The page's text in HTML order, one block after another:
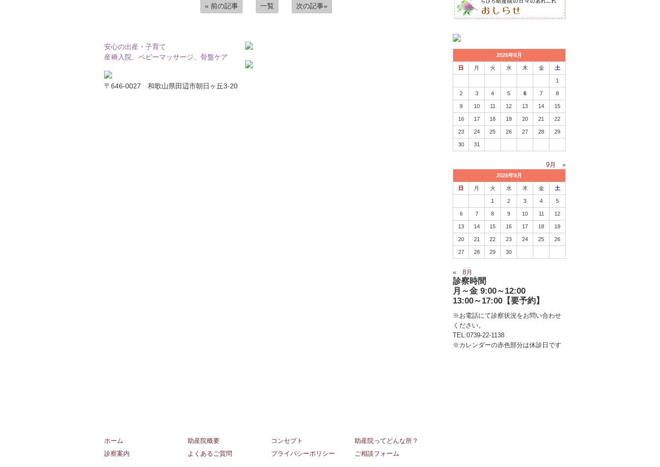
« 前の記事 一覧 次の記事»
安心の出産・子育て
産褥入院、ベビーマッサージ、骨盤ケア
〒646-0027 和歌山県田辺市朝日ヶ丘3-20
2026年8月
日 月 火 水 木 金 土
1
2 3 4 5 6 7 8
9 10 11 12 13 14 15
16 17 18 19 20 21 22
23 24 25 26 27 28 29
30 31
9月 »
2026年9月
日 月 火 水 木 金 土
1 2 3 4 5
6 7 8 9 10 11 12
13 14 15 16 17 18 19
20 21 22 23 24 25 26
27 28 29 30
« 8月
診察時間
月～金 9:00～12:00
13:00～17:00【要予約】
※お電話にて診察状況をお問い合わせ
ください。
TEL:0739-22-1138
※カレンダーの赤色部分は休診日です
ホーム 助産院概要 コンセプト
助産院ってどんな所？
診察案内
よくあるご質問 プライバシーポリシー ご相談フォーム